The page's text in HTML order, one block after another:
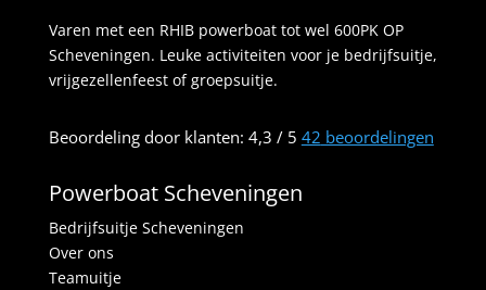
Varen met een RHIB powerboat tot wel 600PK OP
Scheveningen. Leuke activiteiten voor je bedrijfsuitje,
vrijgezellenfeest of groepsuitje.
Beoordeling door klanten: 4,3 / 5 42 beoordelingen
Powerboat Scheveningen
Bedrijfsuitje Scheveningen
Over ons
Teamuitje